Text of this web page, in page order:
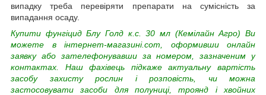
випадку треба перевіряти препарати на сумісність за
випадання осаду.
Купити фунгіцид Блу Голд к.с. 30 мл (Кемілайн Агро) Ви
можете в інтернет-магазині.com, оформивши онлайн
заявку або зателефонувавши за номером, зазначеним у
контактах. Наш фахівець підкаже актуальну вартість
засобу захисту рослин і розповість, чи можна
застосовувати засоби для полуниці, троянд і хвойних